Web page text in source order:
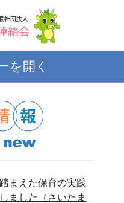
を開く
まえた保育の実践
ました（さいたま